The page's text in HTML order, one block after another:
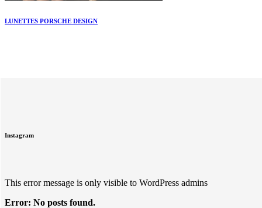
LUNETTES PORSCHE DESIGN
Instagram
This error message is only visible to WordPress admins
Error: No posts found.